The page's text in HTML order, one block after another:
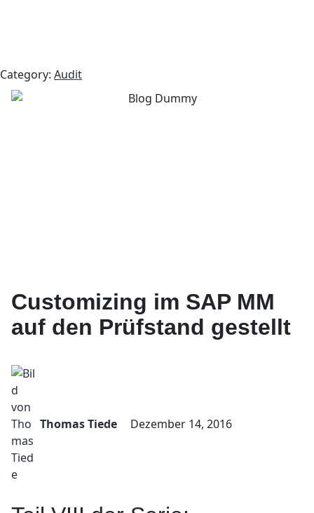
Category: Audit
Customizing im SAP MM
auf den Prüfstand gestellt
Thomas Tiede Dezember 14, 2016